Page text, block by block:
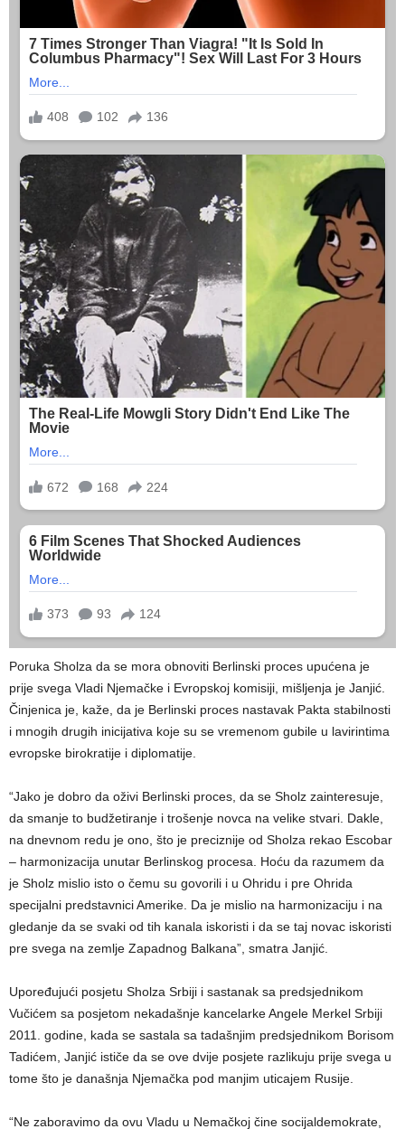
Poruka Sholza da se mora obnoviti Berlinski proces upućena je
prije svega Vladi Njemačke i Evropskoj komisiji, mišljenja je Janjić.
Činjenica je, kaže, da je Berlinski proces nastavak Pakta stabilnosti
i mnogih drugih inicijativa koje su se vremenom gubile u lavirintima
evropske birokratije i diplomatije.
“Jako je dobro da oživi Berlinski proces, da se Sholz zainteresuje,
da smanje to budžetiranje i trošenje novca na velike stvari. Dakle,
na dnevnom redu je ono, što je preciznije od Sholza rekao Escobar
– harmonizacija unutar Berlinskog procesa. Hoću da razumem da
je Sholz mislio isto o čemu su govorili i u Ohridu i pre Ohrida
specijalni predstavnici Amerike. Da je mislio na harmonizaciju i na
gledanje da se svaki od tih kanala iskoristi i da se taj novac iskoristi
pre svega na zemlje Zapadnog Balkana”, smatra Janjić.
Upoređujući posjetu Sholza Srbiji i sastanak sa predsjednikom
Vučićem sa posjetom nekadašnje kancelarke Angele Merkel Srbiji
2011. godine, kada se sastala sa tadašnjim predsjednikom Borisom
Tadićem, Janjić ističe da se ove dvije posjete razlikuju prije svega u
tome što je današnja Njemačka pod manjim uticajem Rusije.
“Ne zaboravimo da ovu Vladu u Nemačkoj čine socijaldemokrate,